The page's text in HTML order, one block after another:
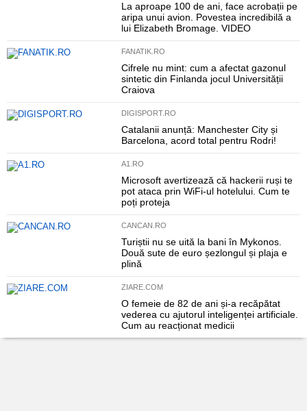
La aproape 100 de ani, face acrobații pe
aripa unui avion. Povestea incredibilă a
lui Elizabeth Bromage. VIDEO
FANATIK.RO
Cifrele nu mint: cum a afectat gazonul
sintetic din Finlanda jocul Universității
Craiova
DIGISPORT.RO
Catalanii anunță: Manchester City și
Barcelona, acord total pentru Rodri!
A1.RO
Microsoft avertizează că hackerii ruși te
pot ataca prin WiFi-ul hotelului. Cum te
poți proteja
CANCAN.RO
Turiștii nu se uită la bani în Mykonos.
Două sute de euro șezlongul și plaja e
plină
ZIARE.COM
O femeie de 82 de ani și-a recăpătat
vederea cu ajutorul inteligenței artificiale.
Cum au reacționat medicii